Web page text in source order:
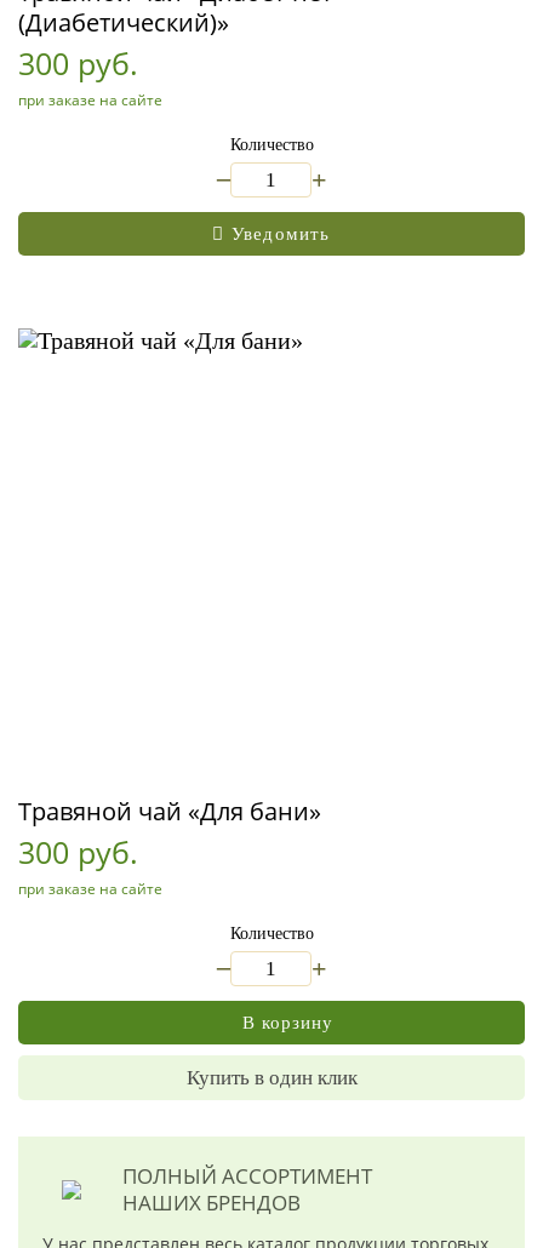
(Диабетический)»
300 руб.
при заказе на сайте
Количество
+
Уведомить
Травяной чай «Для бани»
300 руб.
при заказе на сайте
Количество
+
В корзину
Купить в один клик
ПОЛНЫЙ АССОРТИМЕНТ
НАШИХ БРЕНДОВ